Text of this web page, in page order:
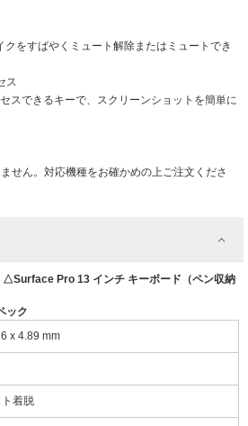
をすばやくミュート解除またはミュートでき
ス
スできるキーで、スクリーンショットを簡単に
せん。対応機種をお確かめの上ご注文くださ
Pro 13 インチ キーボード（ペン収納
ック
x 4.89 mm
着脱